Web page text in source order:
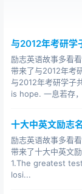
A thousand-
step.
千里之行，始于
永远不要、不
A man is not
A man is
dreams. (J.
与2012年考研学
励志英语故事多看
带来了与2012年考
与2012年考研学子
is hope. 一息若存
十大中英文励志
励志英语故事多看
带来了十大中英文
1.The greatest
losi...